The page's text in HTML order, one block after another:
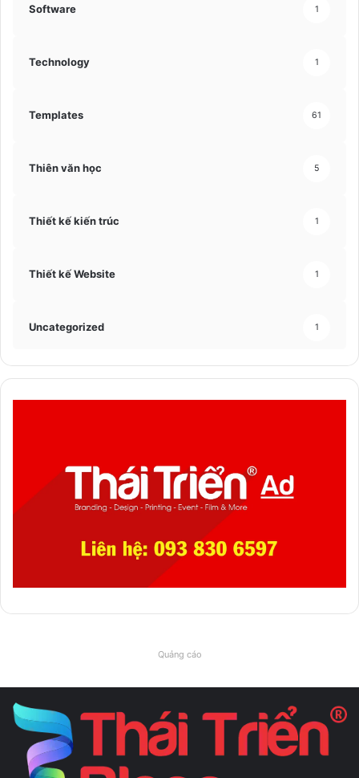
Software 1
Technology 1
Templates 61
Thiên văn học 5
Thiết kế kiến trúc 1
Thiết kế Website 1
Uncategorized 1
Quảng cáo